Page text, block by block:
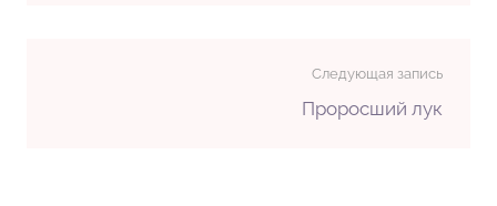
Следующая запись
Проросший лук